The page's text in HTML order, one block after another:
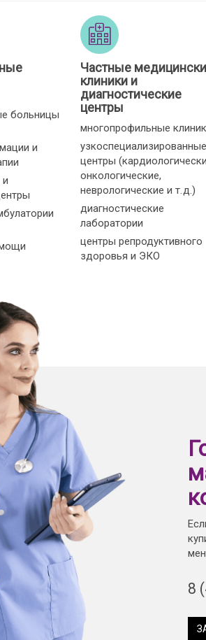
больницы
и
Частные
клиники и
диагностические
центры
многопрофильные
узкоспециализированные
центры
онкологические,
неврологические и т. д.)
диагностические
лаборатории
центры репродуктивного
здоровья и ЭКО
8